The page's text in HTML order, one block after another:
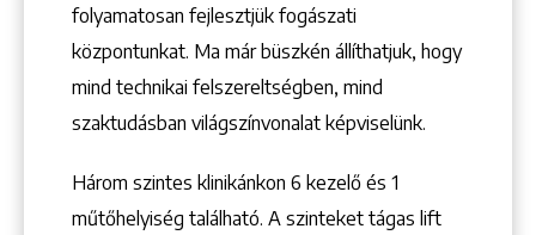
folyamatosan fejlesztjük fogászati
központunkat. Ma már büszkén állíthatjuk, hogy
mind technikai felszereltségben, mind
szaktudásban világszínvonalat képviselünk.
Három szintes klinikánkon 6 kezelő ­és 1
műtőhelyiség található. A szinteket tágas lift